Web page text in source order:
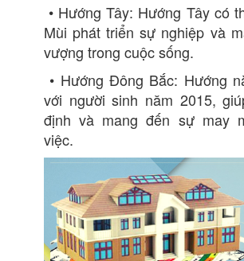
• Hướng Tây: Hướng Tây có
Mùi phát triển sự nghiệp và
vượng trong cuộc sống.
• Hướng Đông Bắc: Hướng
với người sinh năm 2015,
định và mang đến sự may
việc.